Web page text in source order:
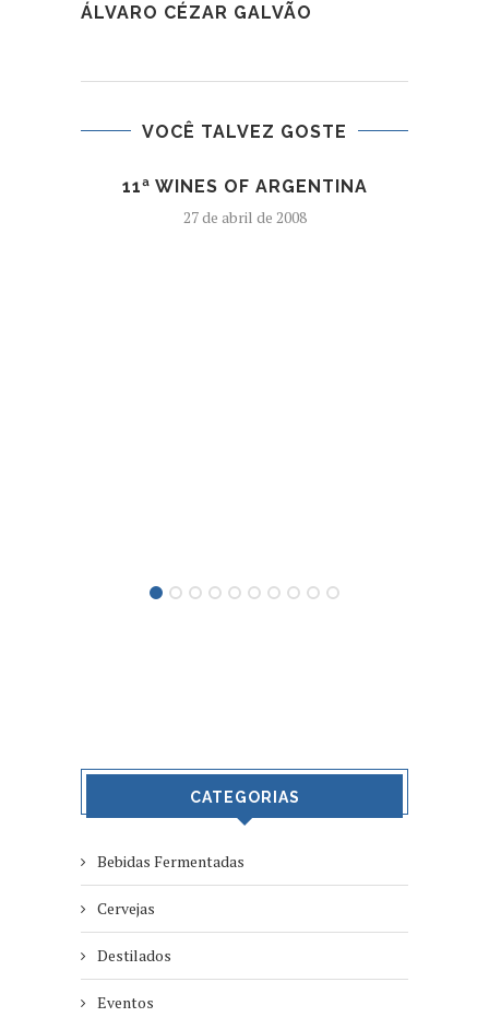
ÁLVARO CÉZAR GALVÃO
VOCÊ TALVEZ GOSTE
11ª WINES OF ARGENTINA
27 de abril de 2008
CATEGORIAS
Bebidas Fermentadas
Cervejas
Destilados
Eventos